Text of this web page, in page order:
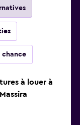
chance
à louer à